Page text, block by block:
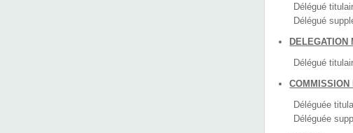
Délégué
Délégué
DELEGATION
Délégué
Déléguée
Déléguée